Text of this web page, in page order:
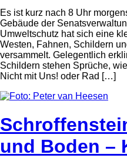
Es ist kurz nach 8 Uhr
Gebäude der
Umweltschutz hat sich eine
Westen, Fahnen, Schildern
versammelt. Gelegentlich
Schildern stehen Sprüche,
Nicht mit Uns! oder Rad […]
und Boden –